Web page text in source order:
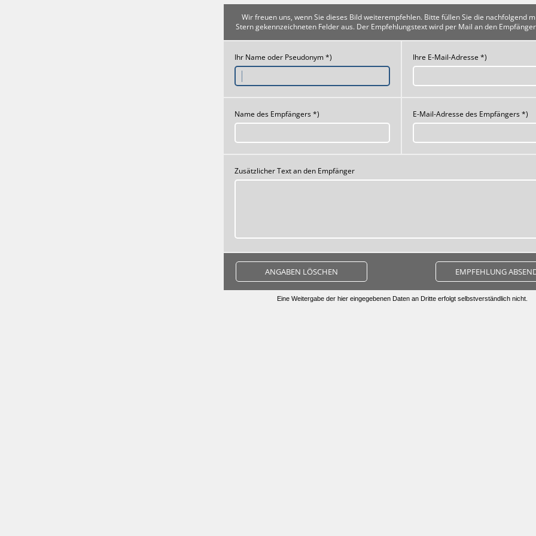
Wir freuen uns, wenn Sie dieses Bild weiterempfehlen. Bitte füllen Sie die nachfolgend
Stern gekennzeichneten Felder aus. Der Empfehlungstext wird per Mail an den
Ihr Name oder Pseudonym *) Ihre E-Mail-Adresse *)
Name des Empfängers *) E-Mail-Adresse des Empfängers *)
Zusätzlicher Text an den Empfänger
ANGABEN LÖSCHEN EMPFEHLUNG
Eine Weitergabe der hier eingegebenen Daten an Dritte erfolgt selbstverständlich nicht.